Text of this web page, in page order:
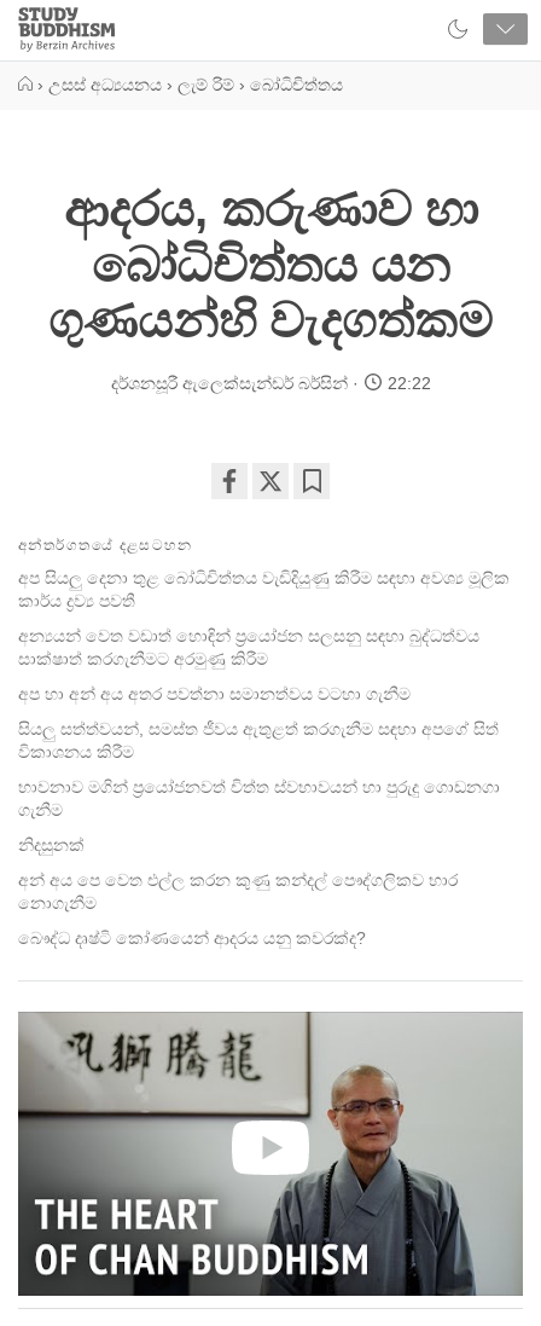
Close
Study
Buddhism
› උසස් අධ්‍යයනය › ලැම් රිම් › බෝධිචිත්තය
ආදරය, කරුණාව හා
බෝධිචිත්තය යන
ගුණයන්හි වැදගත්කම
දර්ශනසූරී ඇලෙක්සැන්ඩර් බර්සින් 22:22
facebook
අන්තර්ගතයේ දළසටහන
අප සියලු දෙනා තුළ බෝධිචිත්තය වැඩිදියුණු කිරීම සඳහා අවශ්‍ය මූලික
කාර්ය ද්‍රව්‍ය පවතී
අන්‍යයන් වෙත වඩාත් හොඳින් ප්‍රයෝජන සලසනු සඳහා බුද්ධත්වය
සාක්ෂාත් කරගැනීමට අරමුණු කිරීම
අප හා අන් අය අතර පවත්නා සමානත්වය වටහා ගැනීම
සියලු සත්ත්වයන්, සමස්ත ජීවය ඇතුළත් කරගැනීම සඳහා අපගේ සිත්
විකාශනය කිරීම
භාවනාව මගින් ප්‍රයෝජනවත් චිත්ත ස්වභාවයන් හා පුරුදු ගොඩනගා
ගැනීම
නිදසුනක්
අන් අය පෙ වෙත එල්ල කරන කුණු කන්දල් පෞද්ගලිකව භාර
නොගැනීම
බෞද්ධ දෘෂ්ටි‍ කෝණයෙන් ආදරය යනු කවරක්ද?